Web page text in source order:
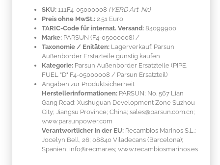
SKU: 111F4-05000008 (YERD Art-Nr.)
Preis ohne MwSt.: 2.51 Euro
TARIC-Code für internat. Versand: 84099900
Marke: PARSUN (F4-05000008) /
Taxonomie / Enitäten: Lagerverkauf: Parsun
Außenborder Erstazteile günstig kaufen
Kategorie: Parsun Außenborder Ersatzteile (PIPE,
FUEL "D" F4-05000008 / Parsun Ersatzteil)
Angaben zur Produktsicherheit
Herstellerinformationen: PARSUN; No. 567 Lian
Gang Road; Xushuguan Development Zone Suzhou
City; Jiangsu Province; China; sales@parsun.com.cn;
www.parsunpower.com
Verantwortlicher in der EU: Recambios Marinos S.L.;
Jocelyn Bell, 26; 08840 Viladecans (Barcelona);
Spanien; info@recmar.es; www.recambiosmarinos.es